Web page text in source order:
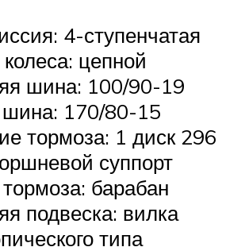
4-ступенчатая
цепной
шина: 100/90-19
170/80-15
тормоза: 1 диск 296
суппорт
барабан
подвеска: вилка
типа